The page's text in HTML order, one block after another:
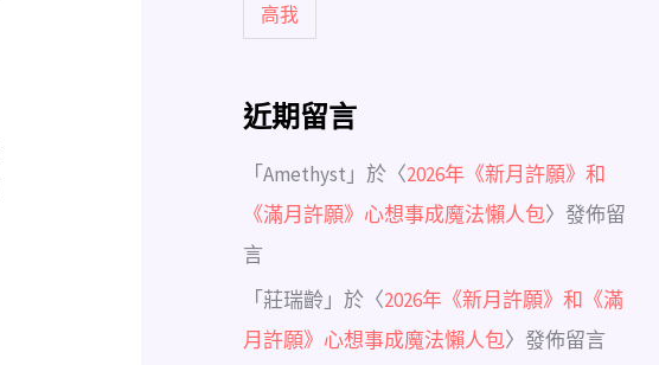
高我
近期留言
「Amethyst 」於〈2026年《新月許願》和
《滿月許願》心想事成魔法懶人包〉發佈留
言
「莊瑞齡 」於〈2026年《新月許願》和《滿
月許願》心想事成魔法懶人包〉發佈留言